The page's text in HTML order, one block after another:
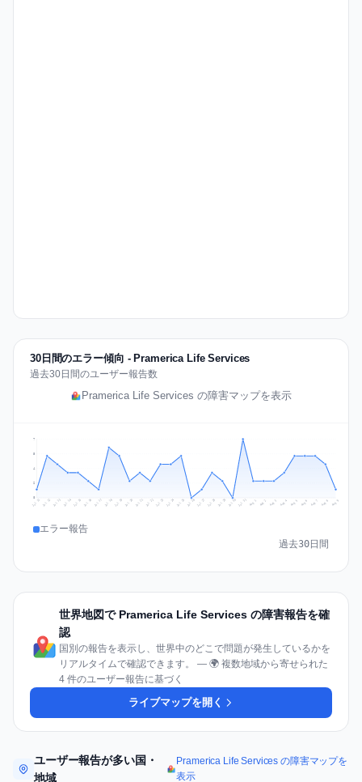
30日間のエラー傾向 - Pramerica Life Services
過去30日間のユーザー報告数
Pramerica Life Services の障害マップを表示
2
4
5
7
Jul 11 Jul 12 Jul 13 Jul 14 Jul 15 Jul 16 Jul 17 Jul 18 Jul 19 Jul 20 Jul 21 Jul 22 Jul 23 Jul 24 Jul 25 Jul 26 Jul 27 Jul 28 Jul 29 Jul 30 Jul 31 Aug 1 Aug 2 Aug 3 Aug 4 Aug 5 Aug 6 Aug 7 Aug 8 Aug 9
エラー報告
過去30日間
世界地図で Pramerica Life Services の障害報告を確
認
国別の報告を表示し、世界中のどこで問題が発生しているかを
リアルタイムで確認できます。 — 🌍 複数地域から寄せられた
4 件のユーザー報告に基づく
ライブマップを開く
ユーザー報告が多い国・
地域
Pramerica Life Services の障害マップを
表示